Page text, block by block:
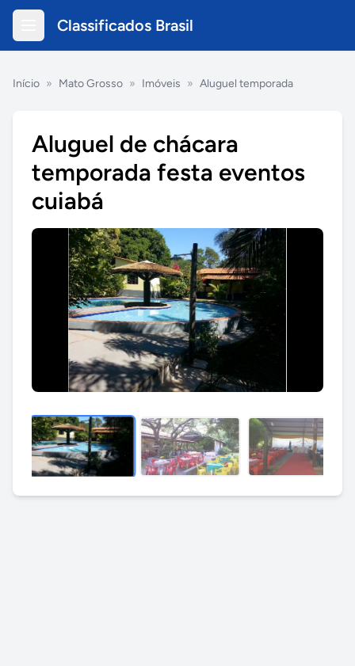
Classificados Brasil
Início » Mato Grosso » Imóveis » Aluguel temporada
Aluguel de chácara
temporada festa eventos
cuiabá